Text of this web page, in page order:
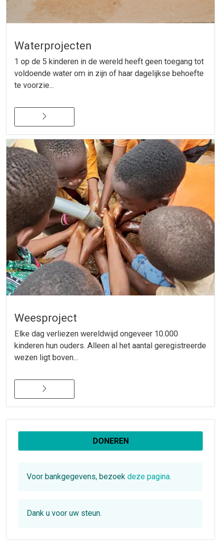
Waterprojecten
1 op de 5 kinderen in de wereld heeft geen toegang tot
voldoende water om in zijn of haar dagelijkse behoefte
te voorzie...
Weesproject
Elke dag verliezen wereldwijd ongeveer 10.000
kinderen hun ouders. Alleen al het aantal geregistreerde
wezen ligt boven...
DONEREN
Voor bankgegevens, bezoek deze pagina.
Dank u voor uw steun.